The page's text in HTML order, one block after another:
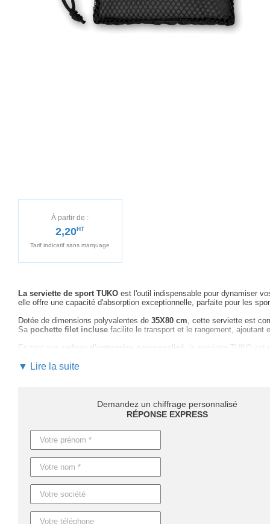
À partir de :
2,20HT
Tarif indicatif sans marquage
La serviette de sport TUKO est l'outil indispensable pour dynamiser
elle offre une capacité d'absorption exceptionnelle, parfaite pour les
Dotée de dimensions polyvalentes de 35X80 cm, cette serviette est
Sa pochette filet incluse facilite le transport et le rangement, ajoutant
En tant que
cadeau d'entreprise personnalisé
, la serviette TUKO
demandez votre devis rapide et personnalisé
Pour les délais, sachez que ceux-ci varient en fonction de la quantité
marquageet entre 8 et 12 jours pour des produits personnalisés
Caractéristiques du produit :
Référence : MO9025
Nom : TUKO
Dimensions : 35X80CM
▼ Lire la suite
Demandez un chiffrage personnalisé
RÉPONSE EXPRESS